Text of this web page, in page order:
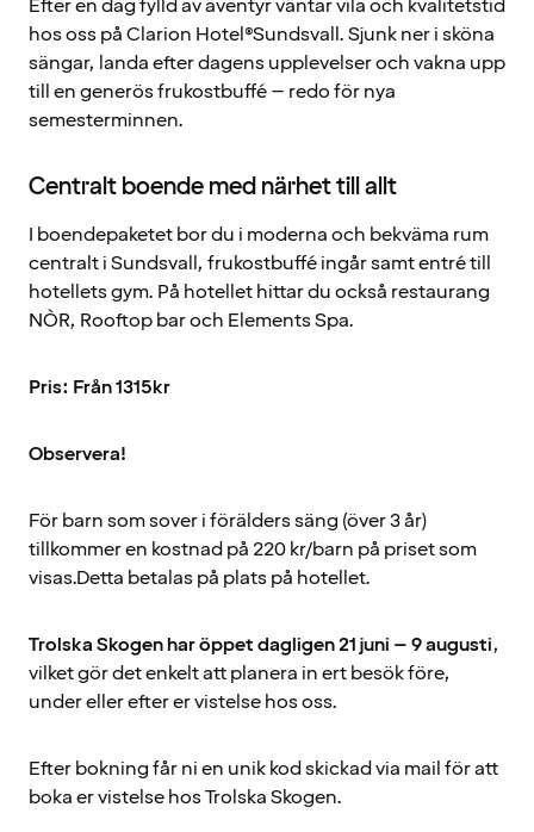
Efter en dag fylld av äventyr väntar vila och kvalitetstid
hos oss på Clarion Hotel®Sundsvall. Sjunk ner i sköna
sängar, landa efter dagens upplevelser och vakna upp
till en generös frukostbuffé – redo för nya
semesterminnen.
Centralt boende med närhet till allt
I boendepaketet bor du i moderna och bekväma rum
centralt i Sundsvall, frukostbuffé ingår samt entré till
hotellets gym. På hotellet hittar du också restaurang
NÒR, Rooftop bar och Elements Spa.
Pris: Från 1315kr
Observera!
För barn som sover i förälders säng (över 3 år)
tillkommer en kostnad på 220 kr/barn på priset som
visas.Detta betalas på plats på hotellet.
Trolska Skogen har öppet dagligen 21 juni – 9 augusti,
vilket gör det enkelt att planera in ert besök före,
under eller efter er vistelse hos oss.
Efter bokning får ni en unik kod skickad via mail för att
boka er vistelse hos Trolska Skogen.